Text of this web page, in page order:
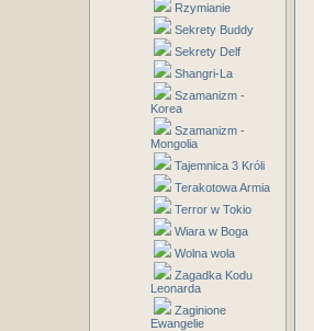
Rzymianie
Sekrety Buddy
Sekrety Delf
Shangri-La
Szamanizm -
Korea
Szamanizm -
Mongolia
Tajemnica 3 Króli
Terakotowa Armia
Terror w Tokio
Wiara w Boga
Wolna wola
Zagadka Kodu
Leonarda
Zaginione
Ewangelie